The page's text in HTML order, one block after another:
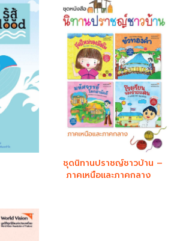
ชุดนิทานปราชญ์ชาวบ้าน –
ภาคเหนือและภาคกลาง